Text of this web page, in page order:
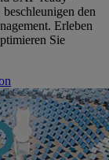
den
Erleben
Sie